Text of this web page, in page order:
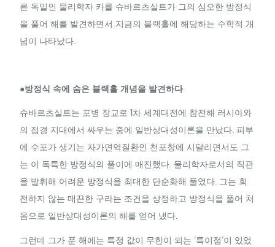
른 독일인 물리학자 카를 슈바르츠실트가 그의 심오한 방정식
을 풀어 해를 발견하면서 지금의 블랙홀에 해당하는 수학적 개
념이 나타났다.
●방정식 속에 숨은 블랙홀 개념을 발견하다
슈바르츠실트는 포병 장교로 1차 세계대전에 참전해 러시아와
의 접경 지대에서 싸우는 중에 일반상대성이론을 만났다. 피부
에 수포가 생기는 자가면역질환인 천포창에 시달리면서도 그
는 이 독특한 방정식의 풀이에 매진했다. 물리학자로서의 직관
을 발휘해 어려운 방정식을 최대한 단순화해 풀었다. 그는 회
전하지 않는 매끈한 구라는 조건을 상정하고 방정식을 풀어 처
음으로 일반상대성이론의 해를 얻어 냈다.
그런데 그가 푼 해에는 특정 값이 무한이 되는 ‘특이점’이 있었